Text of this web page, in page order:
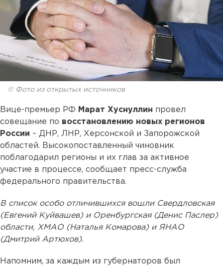
© Фото из открытых источников
Вице-премьер РФ Марат Хуснуллин провел
совещание по восстановлению новых регионов
России – ДНР, ЛНР, Херсонской и Запорожской
областей. Высокопоставленный чиновник
поблагодарил регионы и их глав за активное
участие в процессе, сообщает пресс-служба
федерального правительства.
В список особо отличившихся вошли Свердловская
(Евгений Куйвашев) и Оренбургская (Денис Паслер)
области, ХМАО (Наталья Комарова) и ЯНАО
(Дмитрий Артюхов).
Напомним, за каждым из губернаторов был